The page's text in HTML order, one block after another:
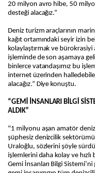
20 milyon avro hibe, 50
desteği alacağız.”
Deniz turizm araçlarının
kağıt ortamındaki seyir izin
kolaylaştırmak ve
işleminde de son aşamaya
binlerce vatandaşımız bu
internet üzerinden
alacağız.” Diye konuştu.
“GEMİ İNSANLARI BİLGİ
ALDIK”
"1 milyonu aşan amatör
şüphesiz denizcilik
Uraloğlu, sözlerini şöyle
işlemlerini daha kolay ve
Gemi İnsanları Bilgi